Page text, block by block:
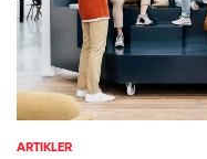
ARTIKLER